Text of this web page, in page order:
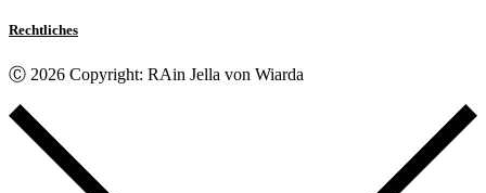
Rechtliches
Ⓒ 2026 Copyright: RAin Jella von Wiarda